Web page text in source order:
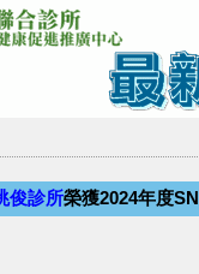
俊診所榮獲2024年度